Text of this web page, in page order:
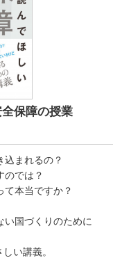
保障の授業
込まれるの？
のでは？
て本当ですか？
い国づくりのために
い講義。